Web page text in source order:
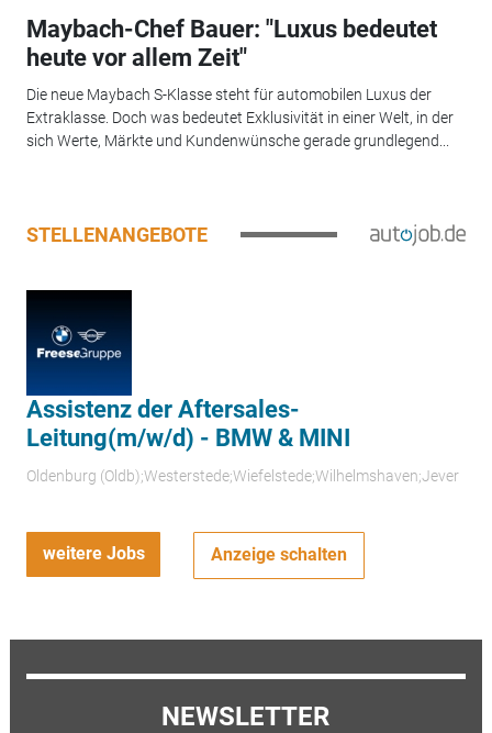
Maybach-Chef Bauer: "Luxus bedeutet
heute vor allem Zeit"
Die neue Maybach S-Klasse steht für automobilen Luxus der
Extraklasse. Doch was bedeutet Exklusivität in einer Welt, in der
sich Werte, Märkte und Kundenwünsche gerade grundlegend...
STELLENANGEBOTE
Assistenz der Aftersales-
Leitung(m/w/d) - BMW & MINI
Oldenburg (Oldb);Westerstede;Wiefelstede;Wilhelmshaven;Jever
weitere Jobs Anzeige schalten
NEWSLETTER